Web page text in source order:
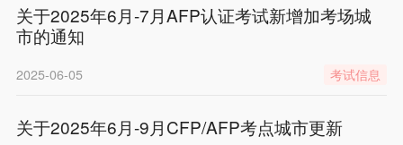
关于2025年6月-7月AFP认证考试新增加考场城
市的通知
2025-06-05 考试信息
关于2025年6月-9月CFP/AFP考点城市更新